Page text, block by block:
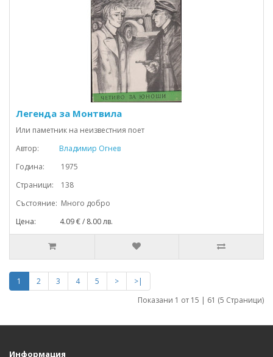
Легенда за Монтвила
Или паметник на неизвестния поет
Автор:
Владимир Огнев
Година: 1975
Страници: 138
Състояние: Много добро
Цена: 4.09 € / 8.00 лв.
1 2 3 4 5 >
>|
Показани 1 от 15 | 61 (5 Страници)
Информация